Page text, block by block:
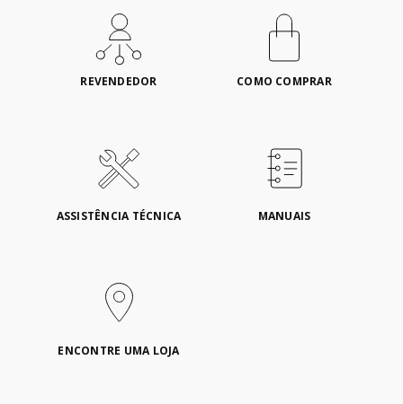
REVENDEDOR COMO COMPRAR
ASSISTÊNCIA TÉCNICA MANUAIS
ENCONTRE UMA LOJA